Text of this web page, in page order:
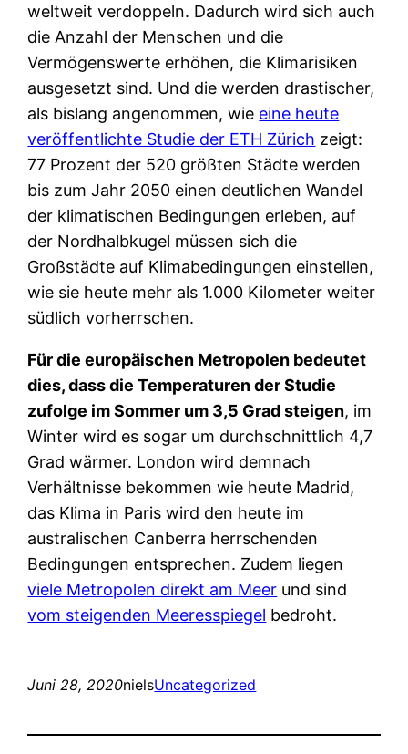
weltweit verdoppeln. Dadurch wird sich auch
die Anzahl der Menschen und die
Vermögenswerte erhöhen, die Klimarisiken
ausgesetzt sind. Und die werden drastischer,
als bislang angenommen, wie eine heute
veröffentlichte Studie der ETH Zürich zeigt:
77 Prozent der 520 größten Städte werden
bis zum Jahr 2050 einen deutlichen Wandel
der klimatischen Bedingungen erleben, auf
der Nordhalbkugel müssen sich die
Großstädte auf Klimabedingungen einstellen,
wie sie heute mehr als 1.000 Kilometer weiter
südlich vorherrschen.
Für die europäischen Metropolen bedeutet
dies, dass die Temperaturen der Studie
zufolge im Sommer um 3,5 Grad steigen, im
Winter wird es sogar um durchschnittlich 4,7
Grad wärmer. London wird demnach
Verhältnisse bekommen wie heute Madrid,
das Klima in Paris wird den heute im
australischen Canberra herrschenden
Bedingungen entsprechen. Zudem liegen
viele Metropolen direkt am Meer und sind
vom steigenden Meeresspiegel bedroht.
Juni 28, 2020nielsUncategorized